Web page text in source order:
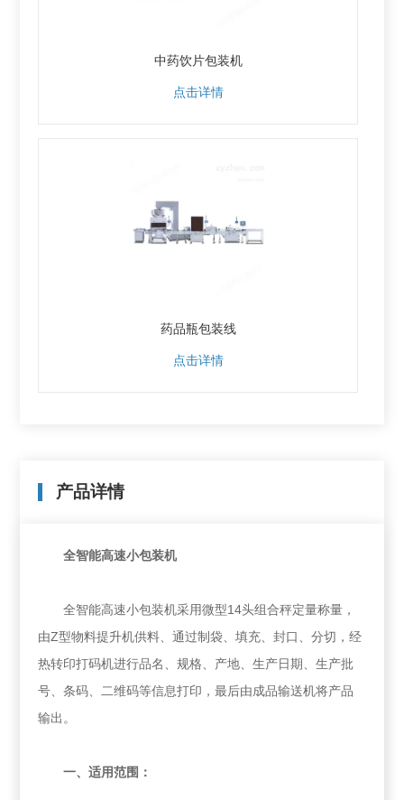
中药饮片包装机
点击详情
药品瓶包装线
点击详情
产品详情
全智能高速小包装机
全智能高速小包装机采用微型14头组合秤定量称量，
由Z型物料提升机供料、通过制袋、填充、封口、分切，经
热转印打码机进行品名、规格、产地、生产日期、生产批
号、条码、二维码等信息打印，最后由成品输送机将产品
输出。
一、适用范围：